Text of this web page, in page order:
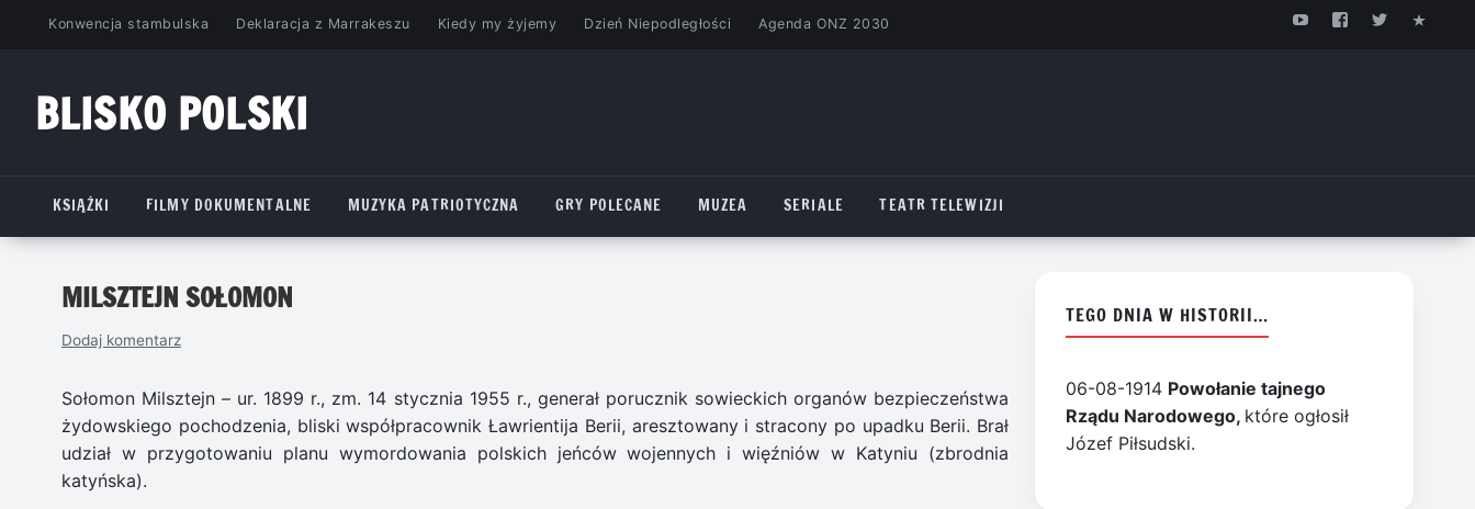
PrzejdźKonwencja stambulska Deklaracja z Marrakeszu Kiedy my żyjemy Dzień Niepodległości Agenda ONZ 2030
BLISKO POLSKI
KSIĄŻKI
FILMY DOKUMENTALNE MUZYKA PATRIOTYCZNA GRY POLECANE MUZEA SERIALE TEATR TELEWIZJI
MILSZTEJN SOŁOMON
Dodaj komentarz
Sołomon Milsztejn – ur. 1899 r., zm. 14 stycznia 1955 r., generał porucznik sowieckich organów bezpieczeństwa
żydowskiego pochodzenia, bliski współpracownik Ławrientija Berii, aresztowany i stracony po upadku Berii. Brał
udział w przygotowaniu planu wymordowania polskich jeńców wojennych i więźniów w Katyniu (zbrodnia
katyńska).
TEGO DNIA W HISTORII…
06-08-1914 Powołanie tajnego
Rządu Narodowego, które ogłosił
Józef Piłsudski.